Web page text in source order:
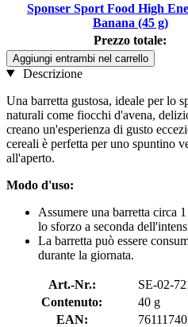
Sponser Sport Food High
Banana (45 g)
Prezzo totale:
Aggiungi entrambi nel carrello
Descrizione
Una barretta gustosa, ideale per lo
naturali come fiocchi d'avena,
creano un'esperienza di gusto
cereali è perfetta per uno spuntino
all'aperto.
Modo d'uso:
Assumere una barretta circa
lo sforzo a seconda
La barretta può essere
durante la giornata.
Art.-Nr.:
SE-02-
Contenuto:
40 g
EAN: